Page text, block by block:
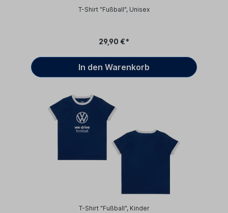
T-Shirt "Fußball", Unisex
29,90 €*
In den Warenkorb
T-Shirt "Fußball", Kinder